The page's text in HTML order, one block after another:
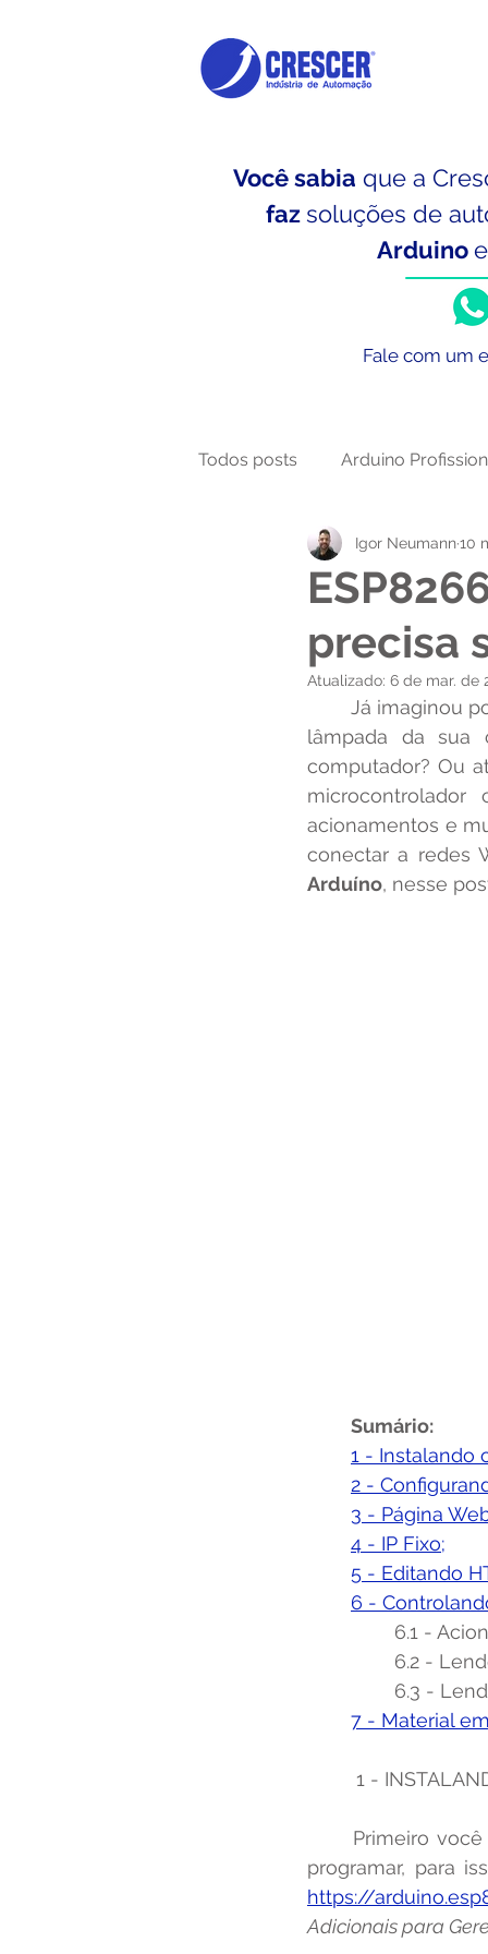
Você sabia que a
fazsoluções de
Arduinoe
Fale com um
Todos posts Arduino
Empregabilidade Técnica
precisa
Igor Neumann10
Atualizado: 6 de mar. de
	Já imaginou poder fazer acionamentos, como por exemplo de um relé para ligar a
lâmpada da sua
computador? Ou
microcontrolador
acionamentos e
Arduíno, nesse
Sumário:
1 - Instalando
2 -
3 - Página
	4 - IP Fixo;
5 - Editando
6 -
6.1 -
6.2 -
6.3 -
7 - Material
1 -
programar, para
https://
Adicionais para